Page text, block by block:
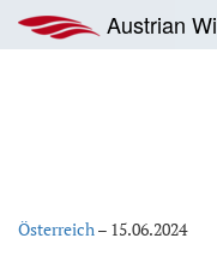
Inhalt
springen
Austrian
Österreich– 15.06.2024